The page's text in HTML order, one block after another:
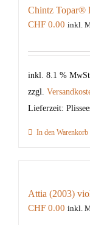
Chintz Topar®
CHF 0.00 inkl.
inkl. 8.1 %
zzgl.
Lieferzeit:
In den Warenkorb
Attia (2003)
CHF 0.00 inkl.